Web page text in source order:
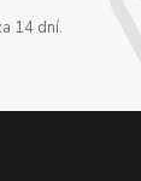
14 dní.